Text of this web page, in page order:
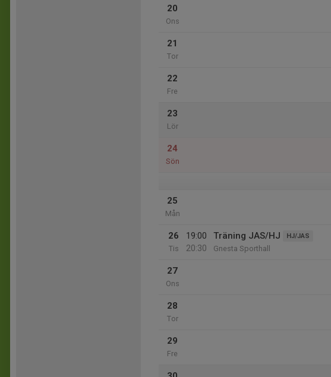
20
Ons
21
Tor
22
Fre
23
Lör
24
Sön
25
Mån
26
Tis
19:00
20:30
Träning JAS/HJ HJ/JAS
Gnesta Sporthall
27
Ons
28
Tor
29
Fre